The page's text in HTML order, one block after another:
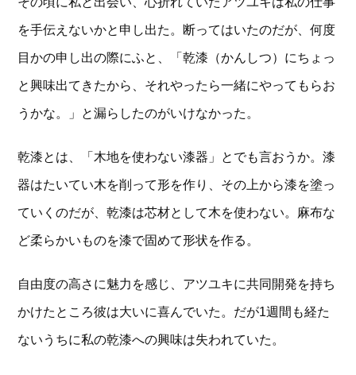
を手伝えないかと申し出た。断ってはいたのだが、何度
目かの申し出の際にふと、「乾漆（かんしつ）にちょっ
と興味出てきたから、それやったら一緒にやってもらお
うかな。」と漏らしたのがいけなかった。
乾漆とは、「木地を使わない漆器」とでも言おうか。漆
器はたいてい木を削って形を作り、その上から漆を塗っ
ていくのだが、乾漆は芯材として木を使わない。麻布な
ど柔らかいものを漆で固めて形状を作る。
自由度の高さに魅力を感じ、アツユキに共同開発を持ち
かけたところ彼は大いに喜んでいた。だが1週間も経た
ないうちに私の乾漆への興味は失われていた。